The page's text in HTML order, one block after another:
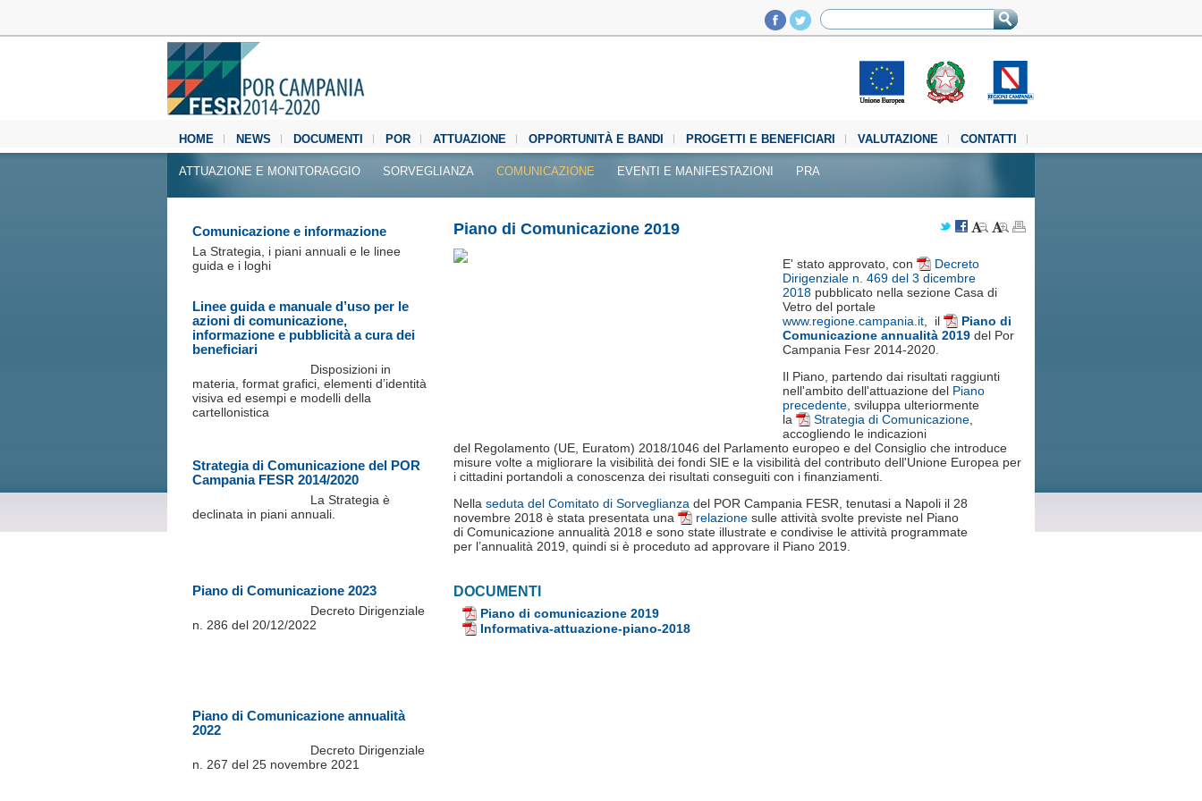
HOME NEWS DOCUMENTI POR ATTUAZIONE OPPORTUNITÀ E BANDI PROGETTI E BENEFICIARI VALUTAZIONE
CONTATTI
MEDIA CENTER
ATTUAZIONE E MONITORAGGIO SORVEGLIANZA COMUNICAZIONE EVENTI E MANIFESTAZIONI PRA
Piano di Comunicazione 2019
E' stato approvato, con
Decreto
Dirigenziale n. 469 del 3 dicembre
2018 pubblicato nella sezione Casa di
Vetro del portale
www.regione.campania.it , il
Piano di
Comunicazione annualità 2019 del Por
Campania Fesr 2014-2020.
Il Piano, partendo dai risultati raggiunti
nell'ambito dell'attuazione del Piano
precedente , sviluppa ulteriormente
la
Strategia di Comunicazione
accogliendo le indicazioni
del Regolamento (UE, Euratom) 2018/1046 del Parlamento europeo e del Consiglio che introduce
misure volte a migliorare la visibilità dei fondi SIE e la visibilità del contributo dell'Unione Europea per
i cittadini portandoli a conoscenza dei risultati conseguiti con i finanziamenti.
Nella seduta del Comitato di Sorveglianza del POR Campania FESR, tenutasi a Napoli il 28
novembre 2018 è stata presentata una
relazione sulle attività svolte previste nel Piano
di Comunicazione annualità 2018 e sono state illustrate e condivise le attività programmate
per l’annualità 2019, quindi si è proceduto ad approvare il Piano 2019.
DOCUMENTI
Piano di comunicazione 2019
Informativa-attuazione-piano-2018
Comunicazione e informazione
La Strategia, i piani annuali e le linee
guida e i loghi
Linee guida e manuale d’uso per le
azioni di comunicazione,
informazione e pubblicità a cura dei
beneficiari
Disposizioni in
materia, format grafici, elementi d’identità
visiva ed esempi e modelli della
cartellonistica
Strategia di Comunicazione del POR
Campania FESR 2014/2020
La Strategia è
declinata in piani annuali.
Piano di Comunicazione 2023
Decreto Dirigenziale
n. 286 del 20/12/2022
Piano di Comunicazione annualità
2022
Decreto Dirigenziale
n. 267 del 25 novembre 2021